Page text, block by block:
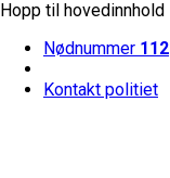
Hopp til hovedinnhold
Nødnummer 112
Kontakt politiet